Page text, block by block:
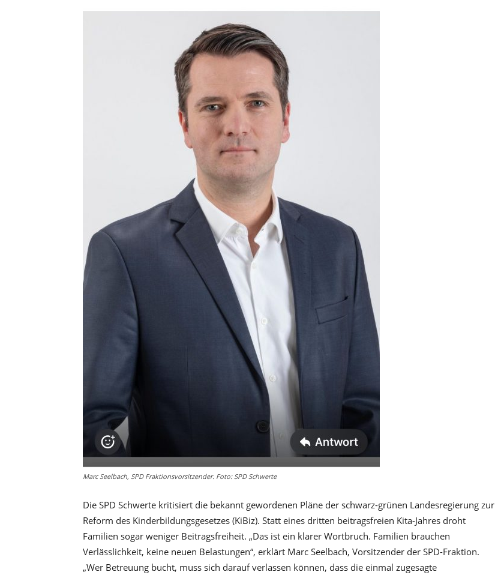
Marc Seelbach, SPD Fraktionsvorsitzender. Foto: SPD Schwerte
Die SPD Schwerte kritisiert die bekannt gewordenen Pläne der schwarz-grünen Landesregierung zur
Reform des Kinderbildungsgesetzes (KiBiz). Statt eines dritten beitragsfreien Kita-Jahres droht
Familien sogar weniger Beitragsfreiheit. „Das ist ein klarer Wortbruch. Familien brauchen
Verlässlichkeit, keine neuen Belastungen“, erklärt Marc Seelbach, Vorsitzender der SPD-Fraktion.
„Wer Betreuung bucht, muss sich darauf verlassen können, dass die einmal zugesagte